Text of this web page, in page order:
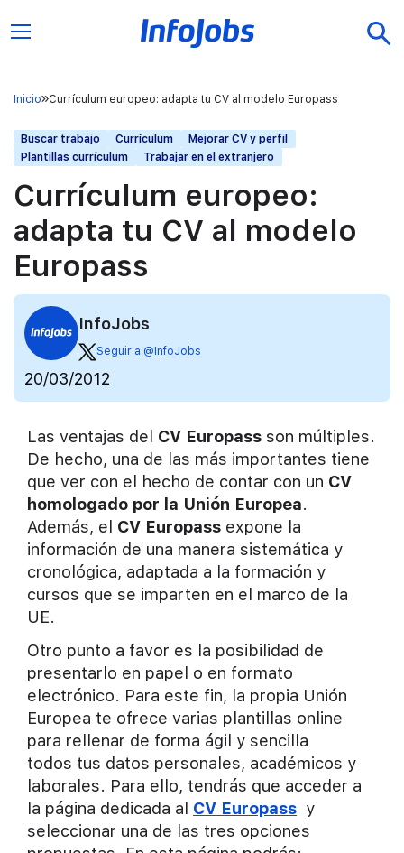
Inicio Currículum europeo: adapta tu CV al modelo Europass
Buscar trabajo Currículum
Mejorar CV y perfil
Plantillas currículum
Trabajar en el extranjero
Currículum europeo:
adapta tu CV al modelo
Europass
InfoJobs
Seguir a @InfoJobs
20/03/2012
Las ventajas del CV Europass son múltiples.
De hecho, una de las más importantes tiene
que ver con el hecho de contar con un CV
homologado por la Unión Europea.
Además, el CV Europass expone la
información de una manera sistemática y
cronológica, adaptada a la formación y
cursos que se imparten en el marco de la
UE.
Otro punto a favor es la posibilidad de
presentarlo en papel o en formato
electrónico. Para este fin, la propia Unión
Europea te ofrece varias plantillas online
para rellenar de forma ágil y sencilla
todos tus datos personales, académicos y
laborales. Para ello, tendrás que acceder a
la página dedicada al CV Europass y
seleccionar una de las tres opciones